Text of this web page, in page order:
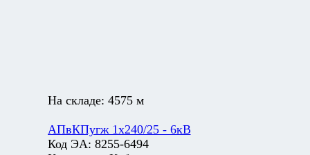
На складе: 4575 м
АПвКПугж 1х240/25 - 6кВ
Код ЭА: 8255-6494